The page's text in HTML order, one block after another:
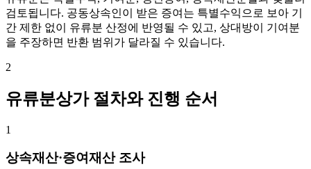
검토됩니다. 공동상속인이 받은 증여는 특별수익으로 보아 기
간 제한 없이 유류분 산정에 반영될 수 있고, 상대방이 기여분
을 주장하면 반환 범위가 달라질 수 있습니다.
2
유류분상가 절차와 진행 순서
1
상속재산·증여재산 조사